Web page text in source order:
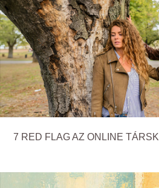
7 RED FLAG AZ ONLINE